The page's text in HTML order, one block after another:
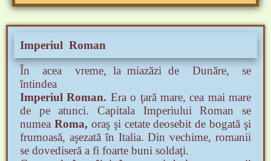
Imperiul Roman
În acea vreme, la miazăzi de Dunăre, se
întindea
Imperiul Roman. Era o ţară mare, cea mai mare
de pe atunci. Capitala Imperiului Roman se
numea Roma, oraş şi cetate deosebit de bogată şi
frumoasă, aşezată în Italia. Din vechime, romanii
se dovediseră a fi foarte buni soldaţi.